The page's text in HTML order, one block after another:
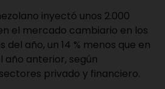
inyectó unos 2.000
el mercado cambiario en los
año, un 14 % menos que en
año anterior, según
privado y financiero.